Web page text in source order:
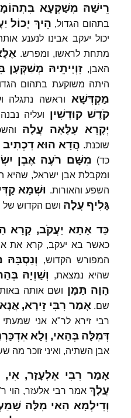
רֵישַׁהּ מְשַׁקְּעָא
בתהום הגדול, הֵיךְ יָכוֹל
יכול יעקב אבינו לנענע
מתחת לראשו, ומפרש.
האבן, זִוְיָיתֵיהּ מְשַׁקְּעָן
היתה משוקעת בתהום
מַקְדְּשָׁא וראשה נתגלה
קֹדֶשׁ קוּדְשִׁין ועליה
יְקָרָא
עִלָּאָה עֲלָהּ
שוכנת. הֲדָא הוּא דִכְתִיב
כד) מִשָּׁם רֹעֶה אֶבֶן
ומקבלת אבן ישראל, שהיא
השפע והאורות. וּשְׁמָא
גָּלִיף עֲלָהּ ושם הקדוש של
כַּד אָתָא יַעֲקֹב, קָרָא
כאשר בא יעקב, קרא את
המפורש הקדוש, וְנַסְבָּהּ
שהיא נמצאת, וְשַׁוְיָהּ
הָוָה תַּמָּן ושם אותה
שם. אָמַר רִבִּי זֵירָא, אֲנָא
רבי זירא לר"א אני
דְּמִלָּה בְּהַאי, וְלָא
אבן השתיה, ואיני זוכר מה
אָמַר רִבִּי אֶלְעָזָר, אִי,
עֲלָךְ אמר רבי אלעזר, הוי
וְדִילְמָא הַאי מִלָּה